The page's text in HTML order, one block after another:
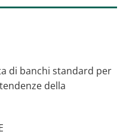
di banchi standard per
della